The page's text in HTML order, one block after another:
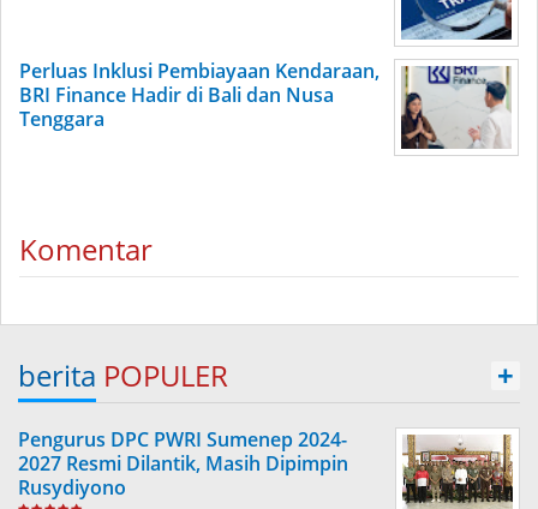
Perluas Inklusi Pembiayaan Kendaraan,
BRI Finance Hadir di Bali dan Nusa
Tenggara
Komentar
berita POPULER +
Pengurus DPC PWRI Sumenep 2024-
2027 Resmi Dilantik, Masih Dipimpin
Rusydiyono